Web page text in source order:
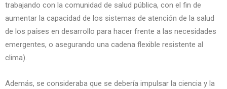
trabajando con la comunidad de salud pública, con el fin de
aumentar la capacidad de los sistemas de atención de la salud
de los países en desarrollo para hacer frente a las necesidades
emergentes, o asegurando una cadena flexible resistente al
clima).
Además, se consideraba que se debería impulsar la ciencia y la